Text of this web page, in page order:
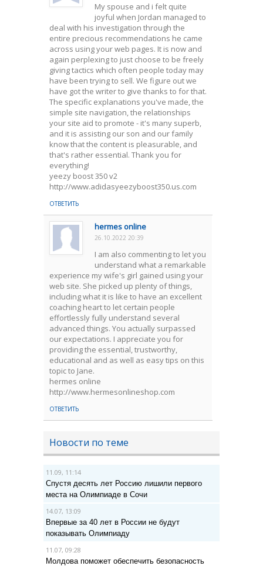
My spouse and i felt quite
joyful when Jordan managed to
deal with his investigation through the
entire precious recommendations he came
across using your web pages. It is now and
again perplexing to just choose to be freely
giving tactics which often people today may
have been trying to sell. We figure out we
have got the writer to give thanks to for that.
The specific explanations you've made, the
simple site navigation, the relationships
your site aid to promote - it's many superb,
and it is assisting our son and our family
know that the content is pleasurable, and
that's rather essential. Thank you for
everything!
yeezy boost 350 v2
http://www.adidasyeezyboost350.us.com
ОТВЕТИТЬ
hermes online
26.10.2022 20:39
I am also commenting to let you
understand what a remarkable
experience my wife's girl gained using your
web site. She picked up plenty of things,
including what it is like to have an excellent
coaching heart to let certain people
effortlessly fully understand several
advanced things. You actually surpassed
our expectations. I appreciate you for
providing the essential, trustworthy,
educational and as well as easy tips on this
topic to Jane.
hermes online
http://www.hermesonlineshop.com
ОТВЕТИТЬ
Новости по теме
11.09, 11:14
Спустя десять лет Россию лишили первого
места на Олимпиаде в Сочи
14.07, 13:09
Впервые за 40 лет в России не будут
показывать Олимпиаду
11.07, 09:28
Молдова поможет обеспечить безопасность